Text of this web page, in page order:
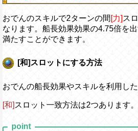
おでんのスキルで2ターンの間 [力] ス
なります。船長効果効果の4.75倍を
満たすことができます。
[和]スロットにする方法
おでんの船長効果やスキルを利用した
[和] スロット一致方法は2つあります。
point